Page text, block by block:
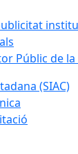
Públic de
(SIAC)